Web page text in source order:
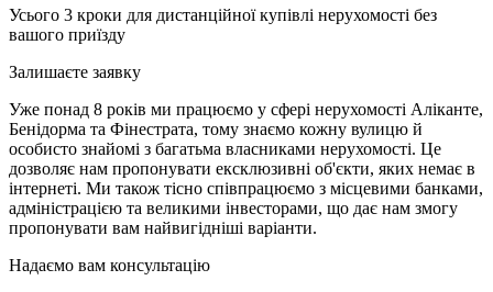
Усього 3 кроки для дистанційної купівлі нерухомості без
вашого приїзду
Залишаєте заявку
Уже понад 8 років ми працюємо у сфері нерухомості Аліканте,
Бенідорма та Фінестрата, тому знаємо кожну вулицю й
особисто знайомі з багатьма власниками нерухомості. Це
дозволяє нам пропонувати ексклюзивні об'єкти, яких немає в
інтернеті. Ми також тісно співпрацюємо з місцевими банками,
адміністрацією та великими інвесторами, що дає нам змогу
пропонувати вам найвигідніші варіанти.
Надаємо вам консультацію